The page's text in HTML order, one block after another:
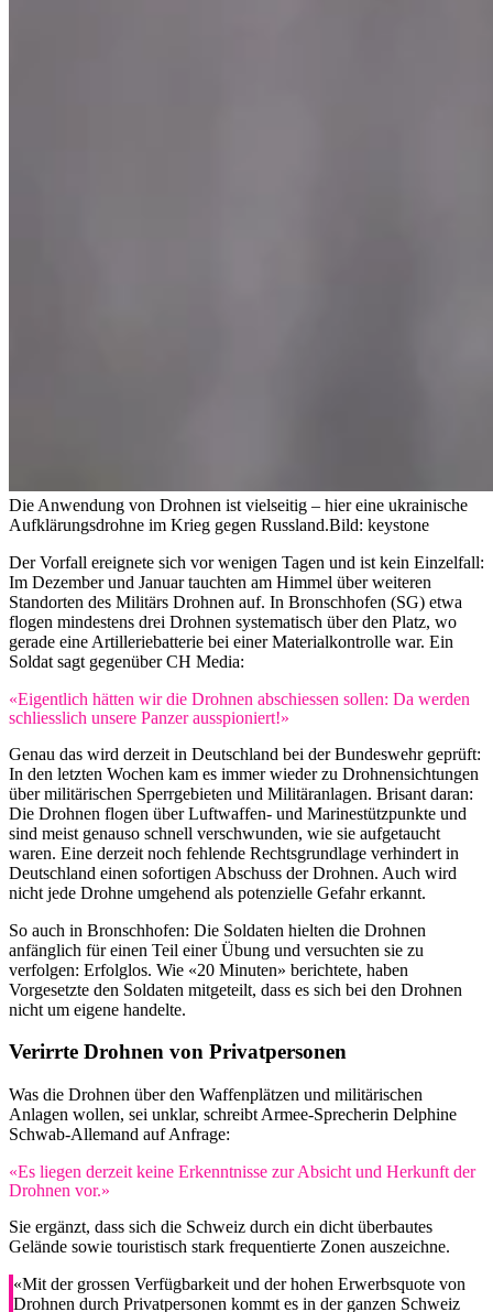
Die Anwendung von Drohnen ist vielseitig – hier eine ukrainische
Aufklärungsdrohne im Krieg gegen Russland.Bild: keystone
Der Vorfall ereignete sich vor wenigen Tagen und ist kein Einzelfall:
Im Dezember und Januar tauchten am Himmel über weiteren
Standorten des Militärs Drohnen auf. In Bronschhofen (SG) etwa
flogen mindestens drei Drohnen systematisch über den Platz, wo
gerade eine Artilleriebatterie bei einer Materialkontrolle war. Ein
Soldat sagt gegenüber CH Media:
«Eigentlich hätten wir die Drohnen abschiessen sollen: Da werden
schliesslich unsere Panzer ausspioniert!»
Genau das wird derzeit in Deutschland bei der Bundeswehr geprüft:
In den letzten Wochen kam es immer wieder zu Drohnensichtungen
über militärischen Sperrgebieten und Militäranlagen. Brisant daran:
Die Drohnen flogen über Luftwaffen- und Marinestützpunkte und
sind meist genauso schnell verschwunden, wie sie aufgetaucht
waren. Eine derzeit noch fehlende Rechtsgrundlage verhindert in
Deutschland einen sofortigen Abschuss der Drohnen. Auch wird
nicht jede Drohne umgehend als potenzielle Gefahr erkannt.
So auch in Bronschhofen: Die Soldaten hielten die Drohnen
anfänglich für einen Teil einer Übung und versuchten sie zu
verfolgen: Erfolglos. Wie «20 Minuten» berichtete, haben
Vorgesetzte den Soldaten mitgeteilt, dass es sich bei den Drohnen
nicht um eigene handelte.
Verirrte Drohnen von Privatpersonen
Was die Drohnen über den Waffenplätzen und militärischen
Anlagen wollen, sei unklar, schreibt Armee-Sprecherin Delphine
Schwab-Allemand auf Anfrage:
«Es liegen derzeit keine Erkenntnisse zur Absicht und Herkunft der
Drohnen vor.»
Sie ergänzt, dass sich die Schweiz durch ein dicht überbautes
Gelände sowie touristisch stark frequentierte Zonen auszeichne.
«Mit der grossen Verfügbarkeit und der hohen Erwerbsquote von
Drohnen durch Privatpersonen kommt es in der ganzen Schweiz